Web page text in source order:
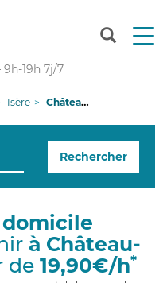
T
n
g
19h 7j/7
Isère Château-Bernard
Rechercher
domicile
à Château-
de 19,90€/h*